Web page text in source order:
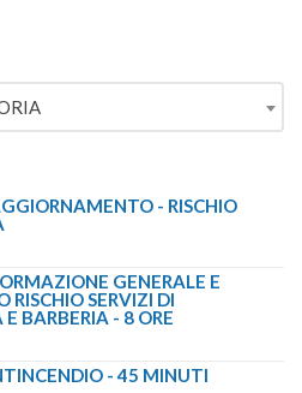
- RISCHIO
GENERALE E
RISCHIO SERVIZI DI
BARBERIA - 8 ORE
- 45 MINUTI